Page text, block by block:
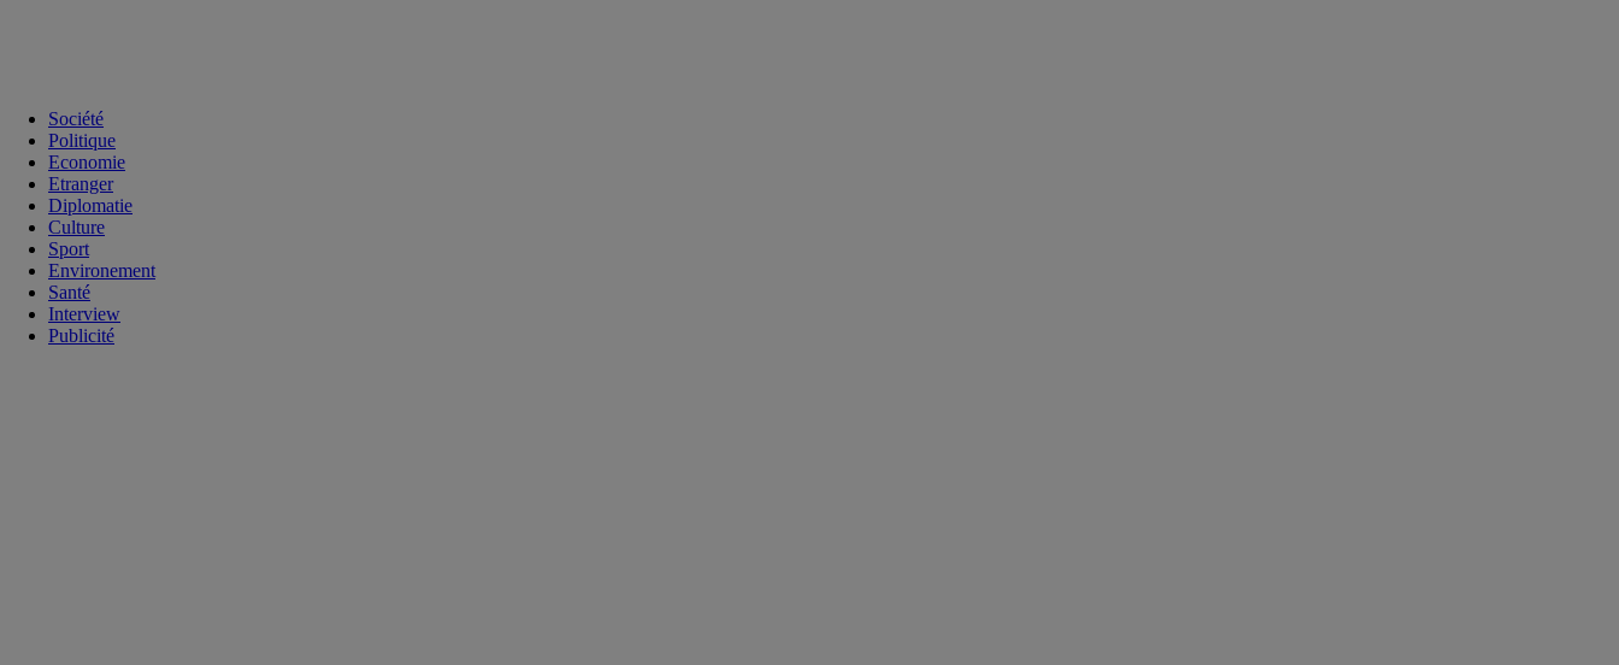
Société
Politique
Economie
Etranger
Diplomatie
Culture
Sport
Environement
Santé
Interview
Publicité